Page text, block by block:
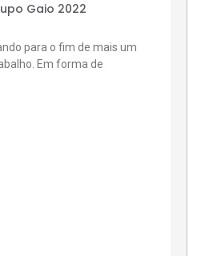
Gaio 2022
para o fim de mais um
Em forma de